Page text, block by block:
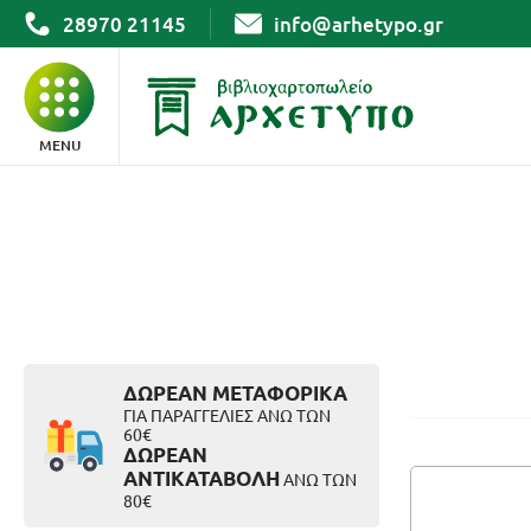
ΣΧΟΛΙΚΑ
ΑΡΧΕΙΟΘΕΤΗΣΗ
28970 21145 info@arhetypo.gr
MENU
ΔΩΡΕΑΝ ΜΕΤΑΦΟΡΙΚΑ
ΓΙΑ ΠΑΡΑΓΓΕΛΙΕΣ ΑΝΩ ΤΩΝ
60€
ΔΩΡΕΑΝ
ΑΝΤΙΚΑΤΑΒΟΛΗΑΝΩ ΤΩΝ
80€